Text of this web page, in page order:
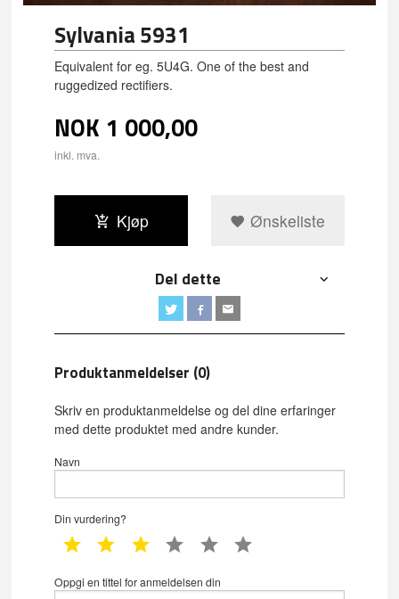
Sylvania 5931
Equivalent for eg. 5U4G. One of the best and
ruggedized rectifiers.
NOK 1 000,00
inkl. mva.
Kjøp Ønskeliste
Del dette
Produktanmeldelser (0)
Skriv en produktanmeldelse og del dine erfaringer
med dette produktet med andre kunder.
Navn
Din vurdering?
1 star 2 star 3 star 4 star 5 star
Oppgi en tittel for anmeldelsen din